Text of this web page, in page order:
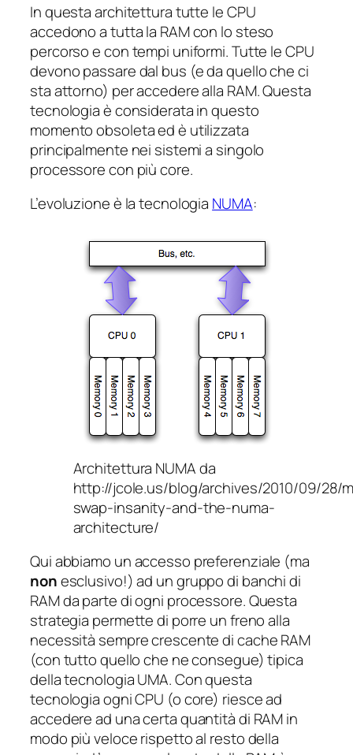
In questa architettura tutte le CPU
accedono a tutta la RAM con lo steso
percorso e con tempi uniformi. Tutte le CPU
devono passare dal bus (e da quello che ci
sta attorno) per accedere alla RAM. Questa
tecnologia è considerata in questo
momento obsoleta ed è utilizzata
principalmente nei sistemi a singolo
processore con più core.
L’evoluzione è la tecnologia NUMA:
Architettura NUMA da
http://jcole.us/blog/archives/2010/09/28/
swap-insanity-and-the-numa-
architecture/
Qui abbiamo un accesso preferenziale (ma
nonesclusivo!) ad un gruppo di banchi di
RAM da parte di ogni processore. Questa
strategia permette di porre un freno alla
necessità sempre crescente di cache RAM
(con tutto quello che ne consegue) tipica
della tecnologia UMA. Con questa
tecnologia ogni CPU (o core) riesce ad
accedere ad una certa quantità di RAM in
modo più veloce rispetto al resto della